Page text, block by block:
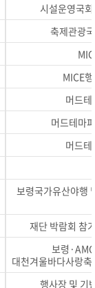
시설운영국
축제관광
MICE
머드
머드테마
머드
보령국가유산야행
재단 박람회 참
보령
대천겨울바다사랑
행사장 및 기